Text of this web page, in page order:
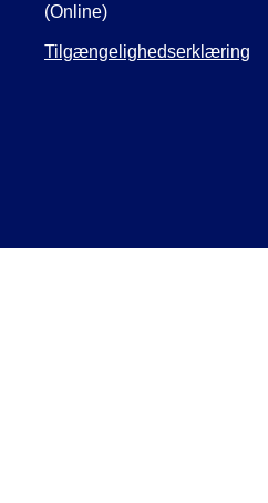
(Online)
Tilgængelighedserklæring